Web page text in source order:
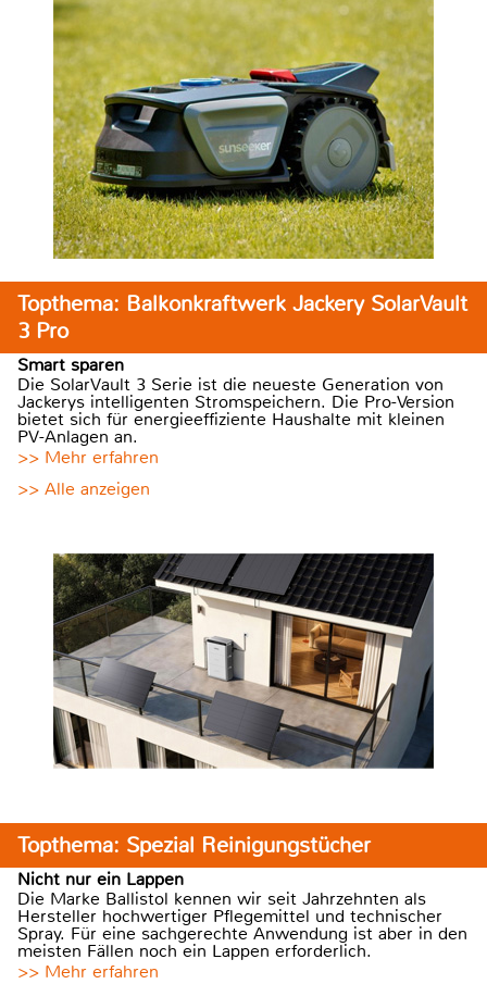
Topthema: Balkonkraftwerk Jackery SolarVault
3 Pro
Smart sparen
Die SolarVault 3 Serie ist die neueste Generation von
Jackerys intelligenten Stromspeichern. Die Pro-Version
bietet sich für energieeffiziente Haushalte mit kleinen
PV-Anlagen an.
>> Mehr erfahren
>> Alle anzeigen
Topthema: Spezial Reinigungstücher
Nicht nur ein Lappen
Die Marke Ballistol kennen wir seit Jahrzehnten als
Hersteller hochwertiger Pflegemittel und technischer
Spray. Für eine sachgerechte Anwendung ist aber in den
meisten Fällen noch ein Lappen erforderlich.
>> Mehr erfahren